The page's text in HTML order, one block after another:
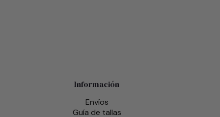
Información
Envíos
Guía de tallas